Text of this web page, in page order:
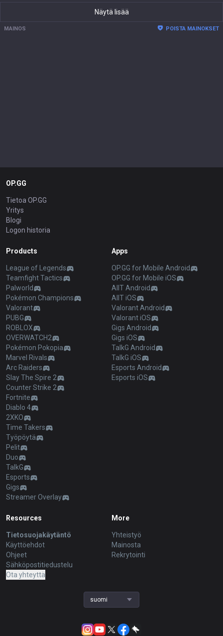
Näytä lisää
MAINOS POISTA MAINOKSET
OP.GG
Tietoa OP.GG
Yritys
Blogi
Logon historia
Products
League of Legends
Teamfight Tactics
Palworld
Pokémon Champions
Valorant
PUBG
ROBLOX
OVERWATCH2
Pokémon Pokopia
Marvel Rivals
Arc Raiders
Slay The Spire 2
Counter Strike 2
Fortnite
Diablo 4
2XKO
Time Takers
Työpöytä
Pelit
Duo
TalkG
Esports
Gigs
Streamer Overlay
Apps
OP.GG for Mobile Android
OP.GG for Mobile iOS
AllT Android
AllT iOS
Valorant Android
Valorant iOS
Gigs Android
Gigs iOS
TalkG Android
TalkG iOS
Esports Android
Esports iOS
Resources
Tietosuojakäytäntö
Käyttöehdot
Ohjeet
Sähköpostitiedustelu
Ota yhteyttä
More
Yhteistyö
Mainosta
Rekrytointi
suomi